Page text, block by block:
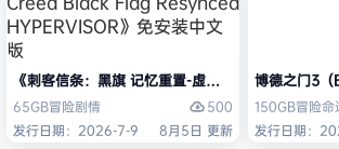
《刺客信条：黑旗 记忆重置-虚拟机版/
65GB冒险剧情
500
发行日期：2026-7-9
8月5日 更新
博德之门3
150GB冒险命
发行日期：